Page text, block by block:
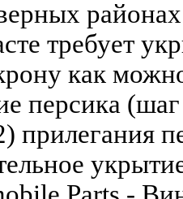
требует
как
персика
прилегания